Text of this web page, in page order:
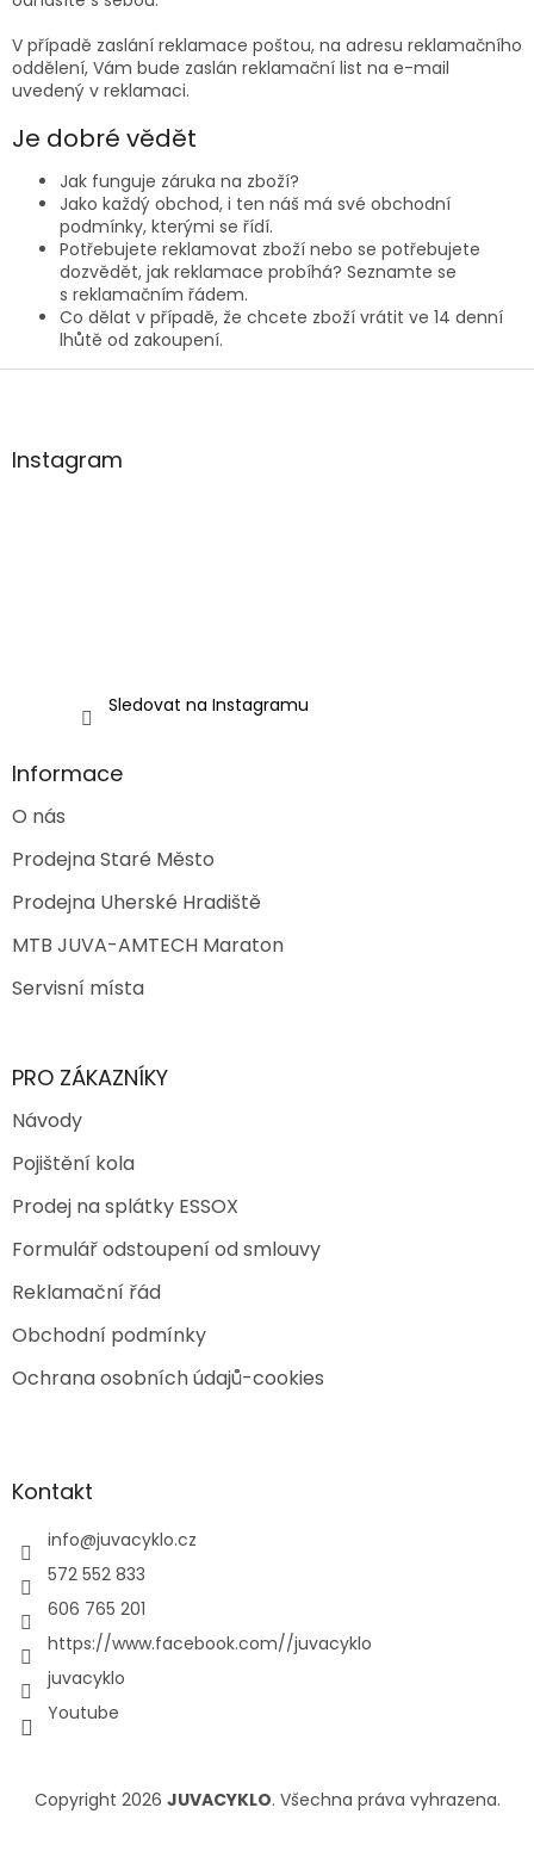
V případě zaslání reklamace poštou, na adresu reklamačního
oddělení, Vám bude zaslán reklamační list na e-mail
uvedený v reklamaci.
Je dobré vědět
Jak funguje záruka na zboží?
Jako každý obchod, i ten náš má své obchodní
podmínky, kterými se řídí.
Potřebujete reklamovat zboží nebo se potřebujete
dozvědět, jak reklamace probíhá? Seznamte se
s reklamačním řádem.
Co dělat v případě, že chcete zboží vrátit ve 14 denní
lhůtě od zakoupení.
Z
aInstagram
Sledovat na Instagramu
Informace
O nás
Prodejna Staré Město
Prodejna Uherské Hradiště
MTB JUVA-AMTECH Maraton
Servisní místa
PRO ZÁKAZNÍKY
Návody
Pojištění kola
Prodej na splátky ESSOX
Formulář odstoupení od smlouvy
Reklamační řád
Obchodní podmínky
Ochrana osobních údajů-cookies
Kontakt
info@juvacyklo.cz
572 552 833
606 765 201
https://www.facebook.com//juvacyklo
juvacyklo
Youtube
Copyright 2026 JUVACYKLO. Všechna práva vyhrazena.